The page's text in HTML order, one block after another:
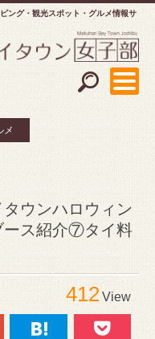
ング
観光スポット・グルメ情報サ
メ
タウンハロウィン
ス紹介⑦タイ料
412View